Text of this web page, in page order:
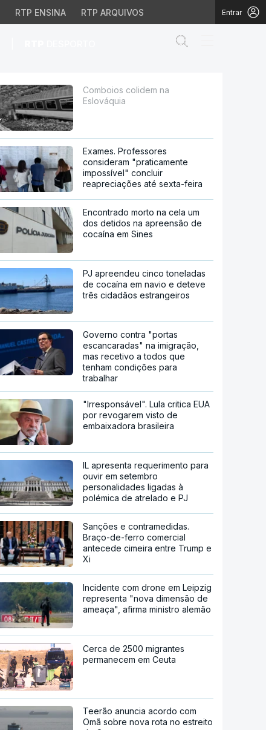
RTP ENSINA RTP ARQUIVOS Entrar
Comboios colidem na
Eslováquia
Exames. Professores
consideram "praticamente
impossível" concluir
reapreciações até sexta-feira
Encontrado morto na cela um
dos detidos na apreensão de
cocaína em Sines
PJ apreendeu cinco toneladas
de cocaína em navio e deteve
três cidadãos estrangeiros
Governo contra "portas
escancaradas" na imigração,
mas recetivo a todos que
tenham condições para
trabalhar
"Irresponsável". Lula critica EUA
por revogarem visto de
embaixadora brasileira
IL apresenta requerimento para
ouvir em setembro
personalidades ligadas à
polémica de atrelado e PJ
Sanções e contramedidas.
Braço-de-ferro comercial
antecede cimeira entre Trump e
Xi
Incidente com drone em Leipzig
representa "nova dimensão de
ameaça", afirma ministro alemão
Cerca de 2500 migrantes
permanecem em Ceuta
Teerão anuncia acordo com
Omã sobre nova rota no estreito